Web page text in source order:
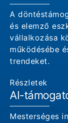
A
és elemző
vállalkozása
működésébe
trendeket.
Részletek
AI-
Mesterséges